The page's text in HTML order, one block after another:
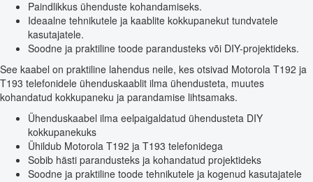
Paindlikkus ühenduste kohandamiseks.
Ideaalne tehnikutele ja kaablite kokkupanekut tundvatele
kasutajatele.
Soodne ja praktiline toode parandusteks või DIY-projektideks.
See kaabel on praktiline lahendus neile, kes otsivad Motorola T192 ja
T193 telefonidele ühenduskaablit ilma ühendusteta, muutes
kohandatud kokkupaneku ja parandamise lihtsamaks.
Ühenduskaabel ilma eelpaigaldatud ühendusteta DIY
kokkupanekuks
Ühildub Motorola T192 ja T193 telefonidega
Sobib hästi parandusteks ja kohandatud projektideks
Soodne ja praktiline toode tehnikutele ja kogenud kasutajatele